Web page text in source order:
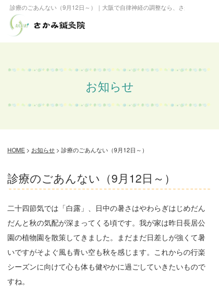
診療のごあんない（9月12日～）｜大阪で自律神経の調整なら、さかみ鍼灸院へ
お知らせ
HOME > お知らせ > 診療のごあんない（9月12日～）
診療のごあんない（9月12日～）
二十四節気では「白露」、日中の暑さはやわらぎはじめだん
だんと秋の気配が深まってくる頃です。我が家は昨日長居公
園の植物園を散策してきました。まだまだ日差しが強くて暑
いですがそよぐ風も青い空も秋を感じます。これからの行楽
シーズンに向けて心も体も健やかに過ごしていきたいもので
すね。